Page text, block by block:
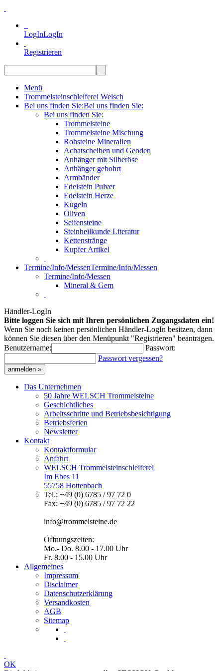
LogInLogIn
Registrieren
Menü
Trommelsteinschleiferei Welsch
Bei uns finden Sie:Bei uns finden Sie:
Bei uns finden Sie:
Trommelsteine
Trommelsteine Mischung
Rohsteine Mineralien
Achatscheiben und Geoden
Anhänger mit Silberöse
Anhänger gebohrt
Armbänder
Edelstein Pulver
Edelstein Herze
Kugeln
Oliven
Seifensteine
Steinheilkunde Literatur
Kettenstränge
Kupfer Artikel
Termine/Info/MessenTermine/Info/Messen
Termine/Info/Messen
Mineral & Gem
Händler-LogIn
Bitte loggen Sie sich mit Ihren persönlichen Zugangsdaten ein!
Wenn Sie noch keinen persönlichen Händler-LogIn besitzen, dann
können Sie diesen über den Menüpunkt "Registrieren" beantragen.
Benutzername:
Passwort:
Passwort vergessen?
anmelden »
Das Unternehmen
50 Jahre WELSCH Trommelsteine
Geschichtliches
Arbeitsschritte und Betriebsbesichtigung
Betriebsferien
Newsletter
Kontakt
Kontaktformular
Anfahrt
WELSCH Trommelsteinschleiferei
Im Ebes 11
55758 Hottenbach
Tel.: +49 (0) 6785 / 97 72 0
Fax: +49 (0) 6785 / 97 72 22
info@trommelsteine.de
Öffnungszeiten:
Mo.- Do. 8.00 - 17.00 Uhr
Fr. 8.00 - 15.00 Uhr
Allgemeines
Impressum
Disclaimer
Datenschutzerklärung
Versandkosten
AGB
Sitemap
OK